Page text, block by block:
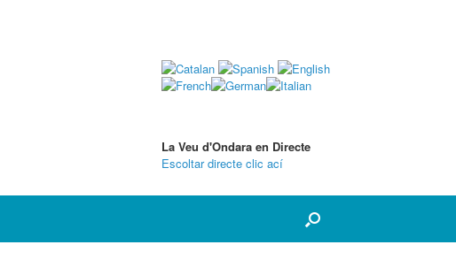
La Veu d'Ondara en Directe
Escoltar directe clic ací